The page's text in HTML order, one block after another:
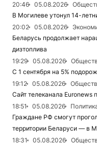
20:46 05.08.2026
В Могилеве утонул 14-
20:02
05.08.2026
Беларусь продолжает
дизтоплива
19:29
05.08.2026
С 1 сентября на 5%
19:12
05.08.2026
Сайт телеканала Euronews
18:51
05.08.2026
Граждане РФ смогут
территории Беларуси — в
18:31
05.08.2026